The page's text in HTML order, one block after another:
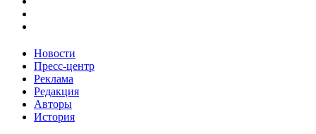
Новости
Пресс-центр
Реклама
Редакция
Авторы
История